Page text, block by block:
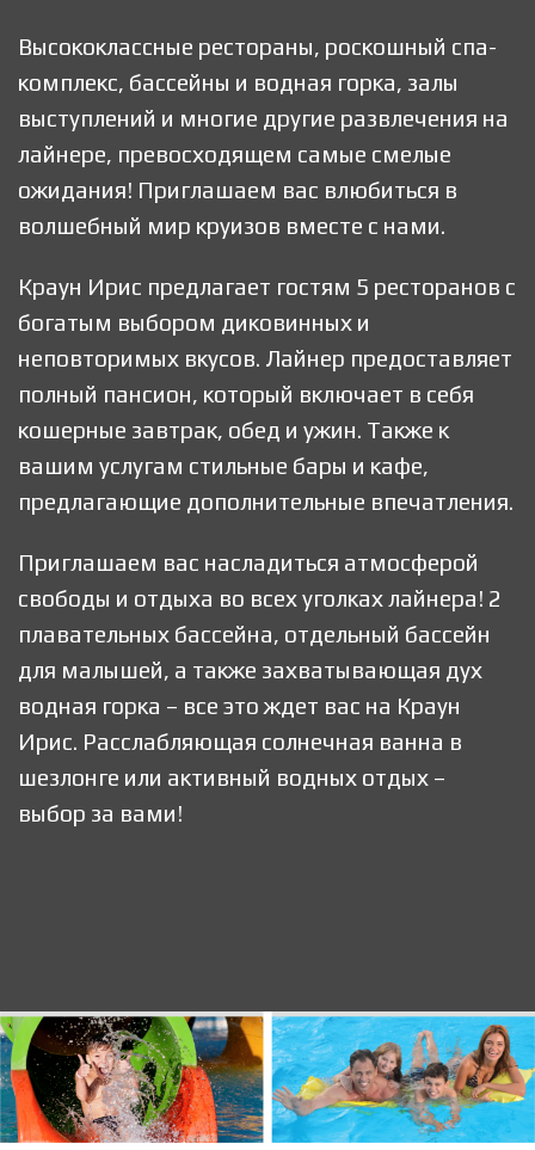
Высококлассные рестораны, роскошный спа-
комплекс, бассейны и водная горка, залы
выступлений и многие другие развлечения на
лайнере, превосходящем самые смелые
ожидания! Приглашаем вас влюбиться в
волшебный мир круизов вместе с нами.
Краун Ирис предлагает гостям 5 ресторанов с
богатым выбором диковинных и
неповторимых вкусов. Лайнер предоставляет
полный пансион, который включает в себя
кошерные завтрак, обед и ужин. Также к
вашим услугам стильные бары и кафе,
предлагающие дополнительные впечатления.
Приглашаем вас насладиться атмосферой
свободы и отдыха во всех уголках лайнера! 2
плавательных бассейна, отдельный бассейн
для малышей, а также захватывающая дух
водная горка – все это ждет вас на Краун
Ирис. Расслабляющая солнечная ванна в
шезлонге или активный водных отдых –
выбор за вами!